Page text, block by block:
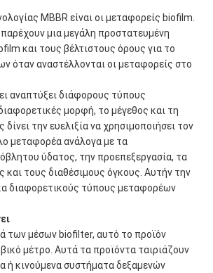
MBBR είναι οι μεταφορείς biofilm.
μια μεγάλη προστατευμένη
και τους βέλτιστους όρους για το
όταν αναστέλλονται οι μεταφορείς στο
αναπτύξει διάφορους τύπους
μορφή, το μέγεθος και τη
την ευελιξία να χρησιμοποιήσει τον
μεταφορέα ανάλογα με τα
ύδατος, την προεπεξεργασία, τα
τους διαθέσιμους όγκους. Αυτήν την
διαφορετικούς τύπους μεταφορέων
των μέσων biofilter, αυτό το προϊόν
μέτρο. Αυτά τα προϊόντα ταιριάζουν
ή κινούμενα συστήματα δεξαμενών